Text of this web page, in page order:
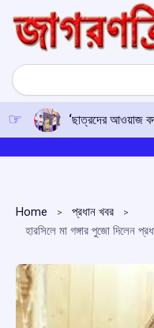
content
Search
‘ছাত্রদের আওয়াজ
Home
প্রধান খবর
হারসিলে মা গঙ্গার পুজো দিলেন